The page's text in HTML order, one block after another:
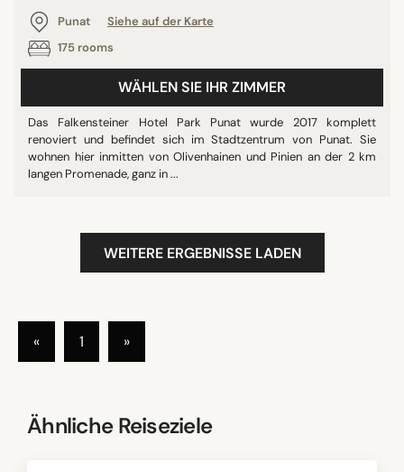
Punat
Siehe auf der Karte
175 rooms
WÄHLEN SIE IHR ZIMMER
Das Falkensteiner Hotel Park Punat wurde 2017 komplett
renoviert und befindet sich im Stadtzentrum von Punat. Sie
wohnen hier inmitten von Olivenhainen und Pinien an der 2 km
langen Promenade, ganz in ...
WEITERE ERGEBNISSE LADEN
« 1 »
Ähnliche Reiseziele